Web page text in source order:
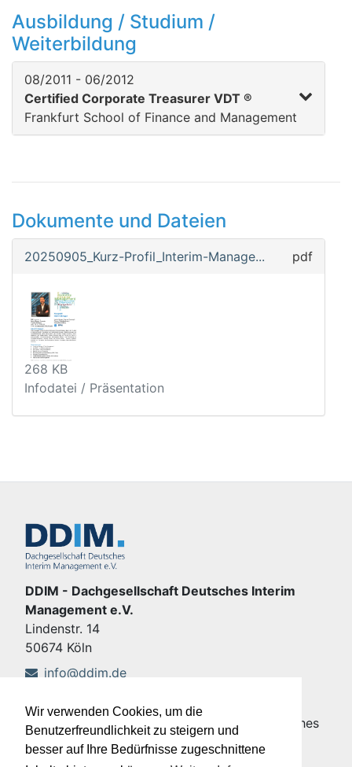
Wir verwenden Cookies, um die
Benutzerfreundlichkeit zu steigern und
besser auf Ihre Bedürfnisse zugeschnittene
Ausbildung / Studium /
Weiterbildung
08/2011 - 06/2012
Certified Corporate Treasurer VDT ®
Frankfurt School of Finance and Management
Dokumente und Dateien
20250905_Kurz-Profil_Interim-Manage... pdf
268 KB
Infodatei / Präsentation
DDIM - Dachgesellschaft Deutsches Interim
Management e.V.
Lindenstr. 14
50674 Köln
info@ddim.de
Copyright © DDIM - Dachgesellschaft Deutsches
Interim Management e.V.
Impressum
Datenschutz